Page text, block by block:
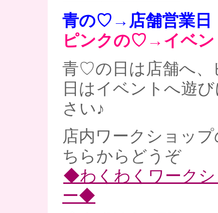
青の♡→店舗営業日
ピンクの♡→イベン
青♡の日は店舗へ
日はイベントへ遊
さい♪
店内ワークショッ
ちらからどうぞ
◆わくわくワーク
ー◆